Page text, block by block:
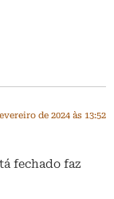
de 2024 às 13:52
fechado faz